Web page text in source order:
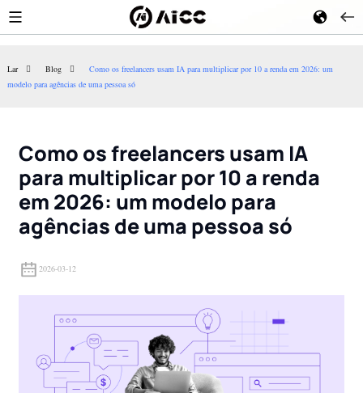
Lar Blog
Como os freelancers usam IA para multiplicar por 10 a renda em 2026: um
modelo para agências de uma pessoa só
Como os freelancers usam IA
para multiplicar por 10 a renda
em 2026: um modelo para
agências de uma pessoa só
2026-03-12